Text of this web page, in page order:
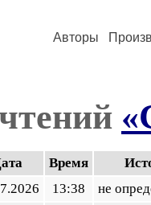
Авторы
Время
13:38
не